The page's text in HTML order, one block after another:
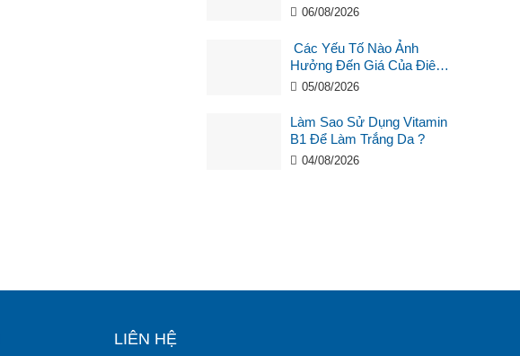
06/08/2026
Các Yếu Tố Nào Ảnh
Hưởng Đến Giá Của Điêu
Khắc Chân Mày ?
05/08/2026
Làm Sao Sử Dụng Vitamin
B1 Để Làm Trắng Da ?
04/08/2026
LIÊN HỆ